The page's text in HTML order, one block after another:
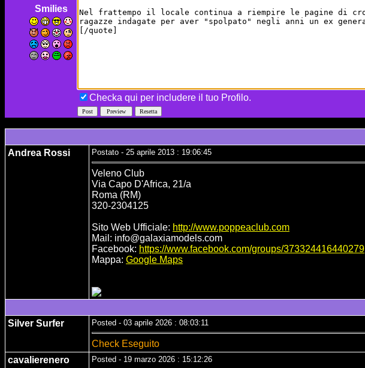
Smilies
Checka qui per includere il tuo Profilo.
Andrea Rossi Postato - 25 aprile 2013 : 19:06:45
Veleno Club
Via Capo D'Africa, 21/a
Roma (RM)
320-2304125
Sito Web Ufficiale: http://www.poppeaclub.com
Mail: info@galaxiamodels.com
Facebook: https://www.facebook.com/groups/373324416440279
Mappa: Google Maps
Silver Surfer Posted - 03 aprile 2026 : 08:03:11
Check Eseguito
cavalierenero
Posted - 19 marzo 2026 : 15:12:26